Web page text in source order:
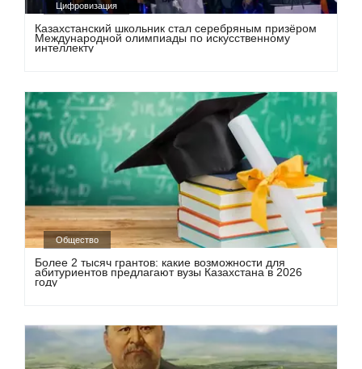
Цифровизация
Казахстанский школьник стал серебряным призёром
Международной олимпиады по искусственному
интеллекту
Общество
Более 2 тысяч грантов: какие возможности для
абитуриентов предлагают вузы Казахстана в 2026
году